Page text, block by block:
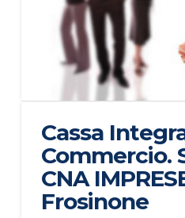
Cassa
Commercio.
CNA
Frosinone